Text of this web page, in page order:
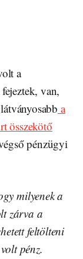
a
van,
a
összekötő
pénzügyi
milyenek a
zárva a
feltölteni
pénz.